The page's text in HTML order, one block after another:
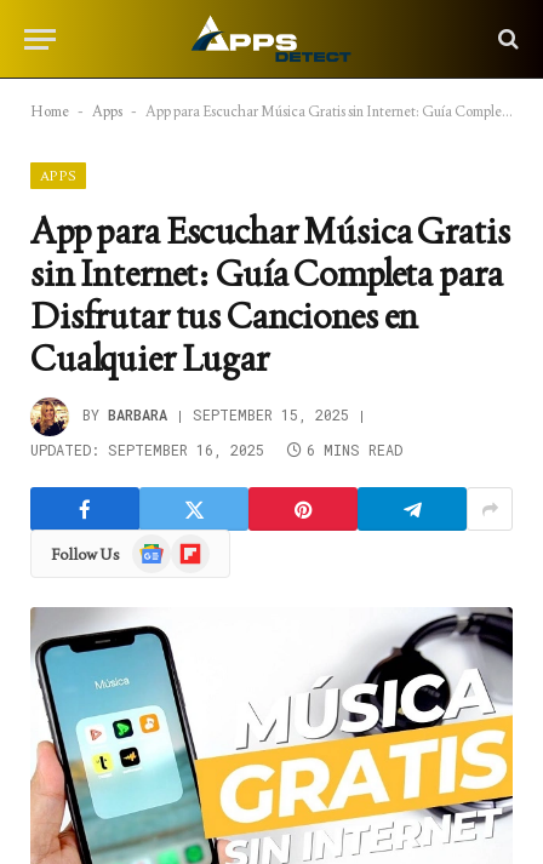
Home - Apps - App para Escuchar Música Gratis sin Internet: Guía Completa para Disfrutar tus Canciones en Cualquier Lugar
APPS
App para Escuchar Música Gratis
sin Internet: Guía Completa para
Disfrutar tus Canciones en
Cualquier Lugar
BY BARBARA
SEPTEMBER 15, 2025
UPDATED: SEPTEMBER 16, 2025 6 MINS READ
Follow Us
Google
News
Flipboard